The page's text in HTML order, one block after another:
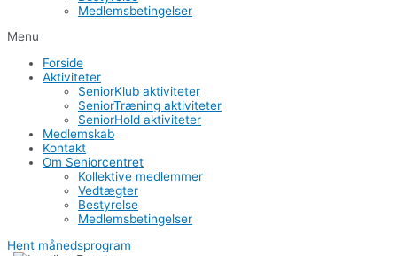
Medlemsbetingelser
Menu
Forside
Aktiviteter
SeniorKlub aktiviteter
SeniorTræning aktiviteter
SeniorHold aktiviteter
Medlemskab
Kontakt
Om Seniorcentret
Kollektive medlemmer
Vedtægter
Bestyrelse
Medlemsbetingelser
Hent månedsprogram